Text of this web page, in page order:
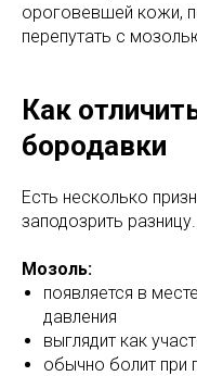
ороговевшей кожи,
перепутать с
Как
бородавки
Есть несколько
заподозрить разницу.
Мозоль:
появляется в
давления
выглядит как
обычно болит при